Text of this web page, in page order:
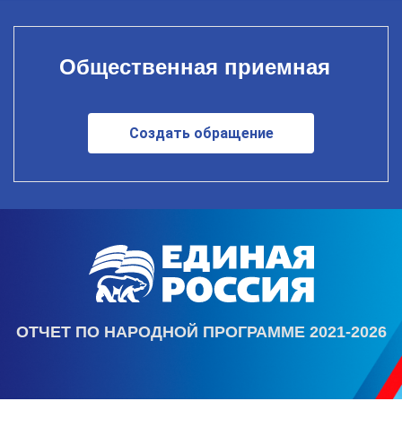
Общественная приемная
Создать обращение
ОТЧЕТ ПО НАРОДНОЙ ПРОГРАММЕ 2021-2026